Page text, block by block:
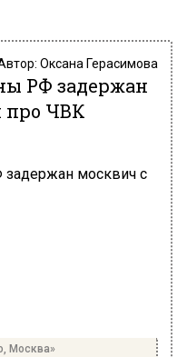
Оксана Герасимова
РФ задержан
про ЧВК
Москва»